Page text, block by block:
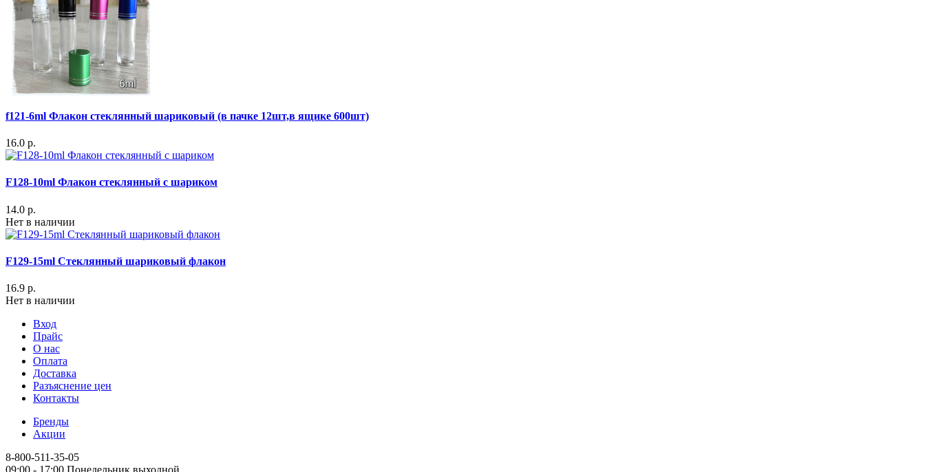
f121-6ml Флакон стеклянный шариковый (в пачке 12шт,в ящике 600шт)
16.0 р.
F128-10ml Флакон стеклянный с шариком
14.0 р.
Нет в наличии
F129-15ml Стеклянный шариковый флакон
16.9 р.
Нет в наличии
Вход
Прайс
О нас
Оплата
Доставка
Разъяснение цен
Контакты
Бренды
Акции
8-800-511-35-05